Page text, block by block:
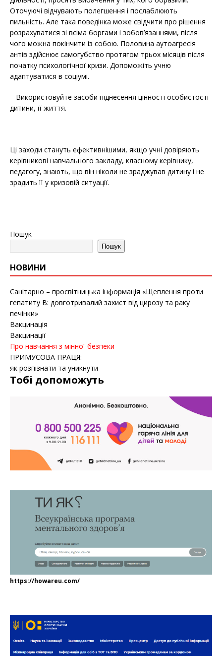
Оточуючі відчувають полегшення і послаблюють
пильність. Але така поведінка може свідчити про рішення
розрахуватися зі всіма боргами і зобов’язаннями, після
чого можна покінчити із собою. Половина аутоагресія
антів здійснює самогубство протягом трьох місяців після
початку психологічної кризи. Допоможіть учню
адаптуватися в соціумі.
– Використовуйте засоби піднесення цінності особистості
дитини, її життя.
Ці заходи стануть ефективнішими, якщо учні довіряють
керівникові навчального закладу, класному керівнику,
педагогу, знають, що він ніколи не зраджував дитину і не
зрадить її у кризовій ситуації.
Пошук
Пошук
НОВИНИ
Санітарно – просвітницька інформація «Щеплення проти
гепатиту B: довготривалий захист від цирозу та раку
печінки»
Вакцинація
Вакцинації
Про навчання з мінної безпеки
ПРИМУСОВА ПРАЦЯ:
як розпізнати та уникнути
Тобі допоможуть
https://howareu.com/